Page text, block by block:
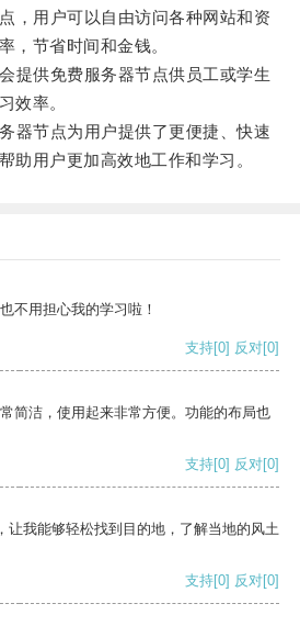
用户可以自由访问各种网站和资
，节省时间和金钱。
供免费服务器节点供员工或学生
效率。
节点为用户提供了更便捷、快速
助用户更加高效地工作和学习。
不用担心我的学习啦！
支持[0] 反对[0]
简洁，使用起来非常方便。功能的布局也
支持[0] 反对[0]
让我能够轻松找到目的地，了解当地的风土
支持[0] 反对[0]